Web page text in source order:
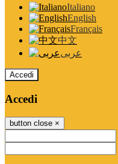
Italiano
English
Français
中文
عربى
Accedi
Accedi
button close ×